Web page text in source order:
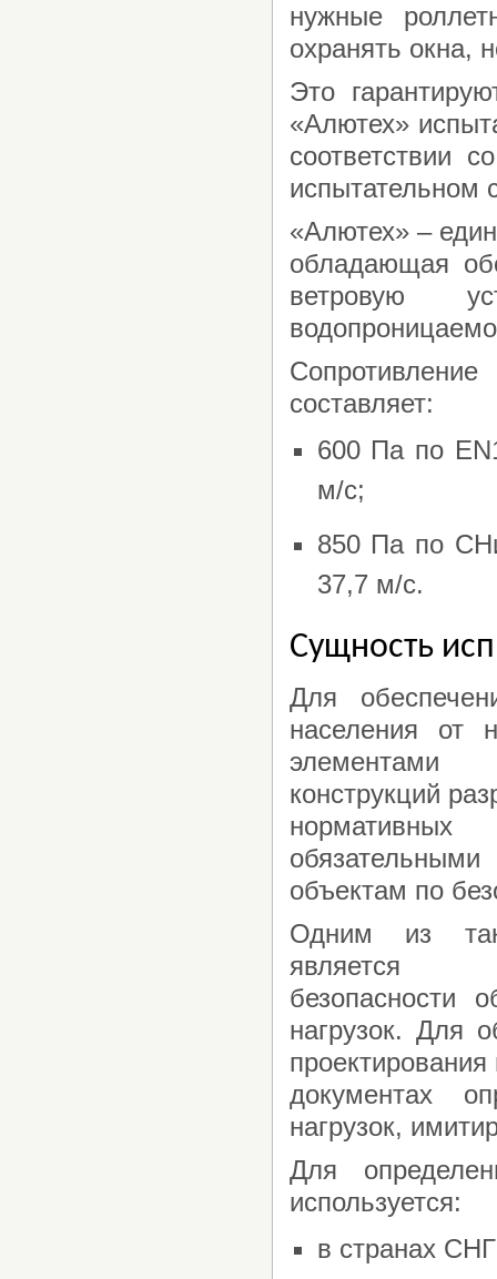
нужные
охранять окна,
Это
«Алютех»
соответствии
испытательном
«Алютех» –
обладающая
ветровую
составляет:
600 Па по
м/с;
850 Па по
37,7 м/с.
Сущность
Для
населения от
конструкций
объектам по
Одним из
является
безопасности
нагрузок. Для
документах
нагрузок,
Для
используется:
в странах